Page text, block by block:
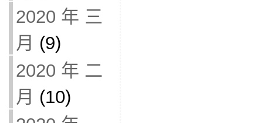
2020 年 三
月 (9)
2020 年 二
月 (10)